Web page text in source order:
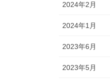
2024年2月
2024年1月
2023年6月
2023年5月